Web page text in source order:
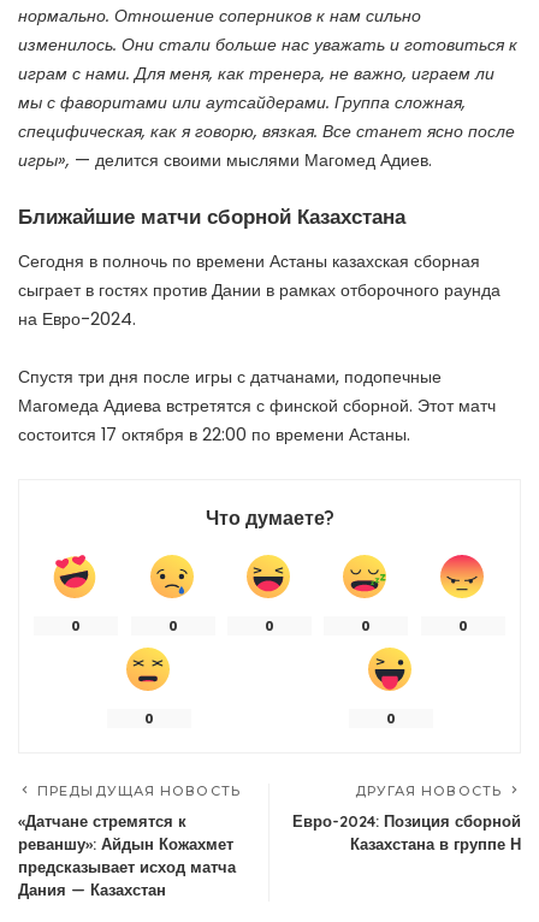
нормально. Отношение соперников к нам сильно
изменилось. Они стали больше нас уважать и готовиться к
играм с нами. Для меня, как тренера, не важно, играем ли
мы с фаворитами или аутсайдерами. Группа сложная,
специфическая, как я говорю, вязкая. Все станет ясно после
игры», — делится своими мыслями Магомед Адиев.
Ближайшие матчи сборной Казахстана
Сегодня в полночь по времени Астаны казахская сборная
сыграет в гостях против Дании в рамках отборочного раунда
на Евро-2024.
Спустя три дня после игры с датчанами, подопечные
Магомеда Адиева встретятся с финской сборной. Этот матч
состоится 17 октября в 22:00 по времени Астаны.
Что думаете?
0 0 0 0 0
0 0
ПРЕДЫДУЩАЯ НОВОСТЬ
«Датчане стремятся к
реваншу»: Айдын Кожахмет
предсказывает исход матча
Дания — Казахстан
ДРУГАЯ НОВОСТЬ
Евро-2024: Позиция сборной
Казахстана в группе Н